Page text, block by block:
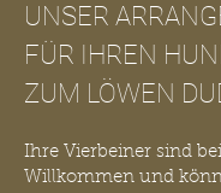
UNSER
FÜR IHREN
ZUM LÖWEN
Ihre Vierbeiner sind
Willkommen und